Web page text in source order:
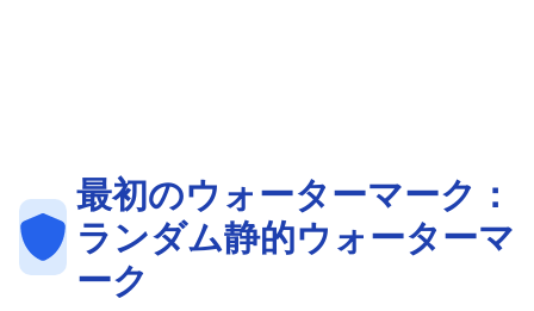
最初のウォーターマーク：
ランダム静的ウォーターマ
ーク